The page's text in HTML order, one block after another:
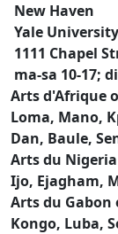
New Haven
Yale
1111 Chapel
ma-sa 10-17;
Arts d'Afrique
Loma, Mano,
Dan, Baule,
Arts du
Ijo, Ejagham,
Arts du Gabon
Kongo, Luba,